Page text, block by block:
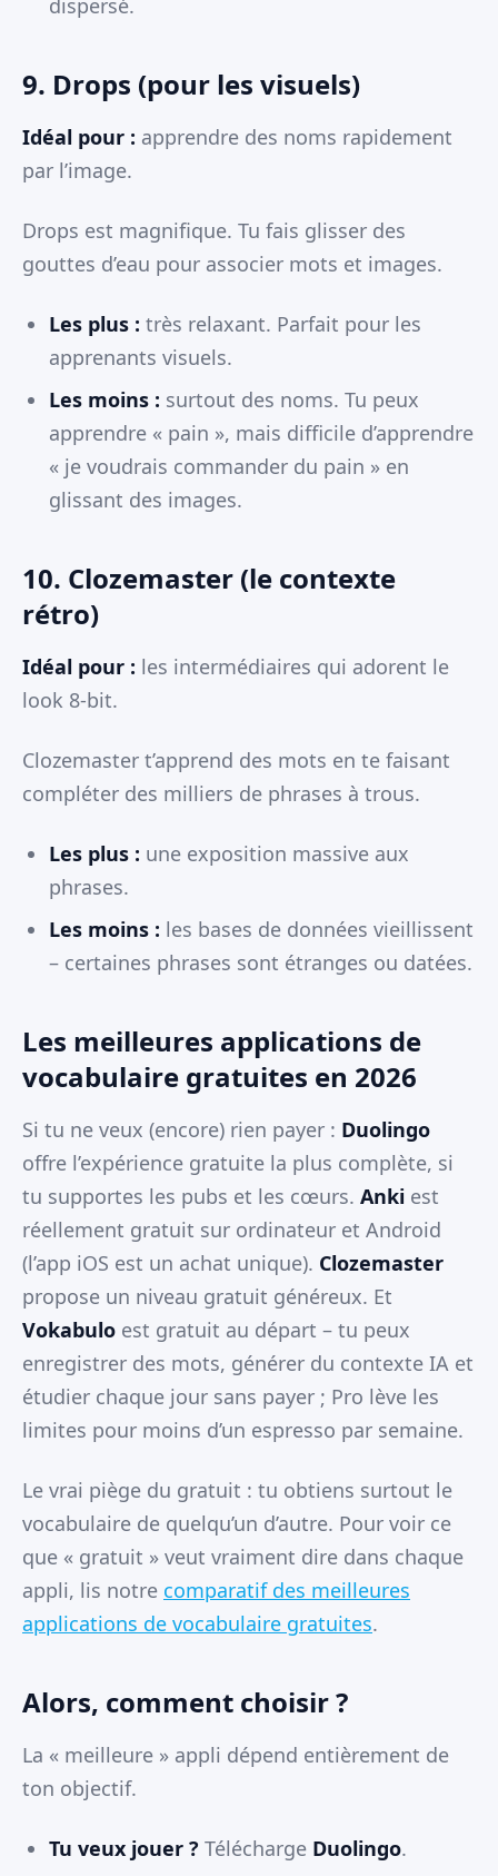
dispersé.
9. Drops (pour les visuels)
Idéal pour : apprendre des noms rapidement
par l’image.
Drops est magnifique. Tu fais glisser des
gouttes d’eau pour associer mots et images.
Les plus : très relaxant. Parfait pour les
apprenants visuels.
Les moins : surtout des noms. Tu peux
apprendre « pain », mais difficile d’apprendre
« je voudrais commander du pain » en
glissant des images.
10. Clozemaster (le contexte
rétro)
Idéal pour : les intermédiaires qui adorent le
look 8-bit.
Clozemaster t’apprend des mots en te faisant
compléter des milliers de phrases à trous.
Les plus : une exposition massive aux
phrases.
Les moins : les bases de données vieillissent
– certaines phrases sont étranges ou datées.
Les meilleures applications de
vocabulaire gratuites en 2026
Si tu ne veux (encore) rien payer : Duolingo
offre l’expérience gratuite la plus complète, si
tu supportes les pubs et les cœurs. Anki est
réellement gratuit sur ordinateur et Android
(l’app iOS est un achat unique). Clozemaster
propose un niveau gratuit généreux. Et
Vokabulo est gratuit au départ – tu peux
enregistrer des mots, générer du contexte IA et
étudier chaque jour sans payer ; Pro lève les
limites pour moins d’un espresso par semaine.
Le vrai piège du gratuit : tu obtiens surtout le
vocabulaire de quelqu’un d’autre. Pour voir ce
que « gratuit » veut vraiment dire dans chaque
appli, lis notre comparatif des meilleures
applications de vocabulaire gratuites.
Alors, comment choisir ?
La « meilleure » appli dépend entièrement de
ton objectif.
Tu veux jouer ? Télécharge Duolingo.